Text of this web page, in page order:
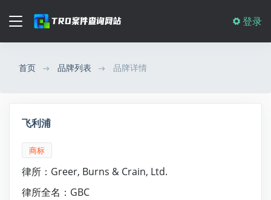
登录
首页 品牌列表 品牌详情
飞利浦
商标
律所：Greer, Burns & Crain, Ltd.
律所全名：GBC